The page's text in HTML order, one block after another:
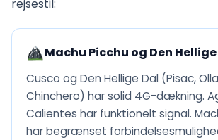
rejsestil:
Machu Picchu og Den
Cusco og Den Hellige Dal (Pisac,
Chinchero) har solid 4G-dækning.
Calientes har funktionelt signal.
har begrænset